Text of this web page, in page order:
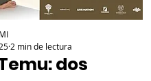
dos
2 min de lectura